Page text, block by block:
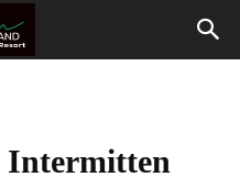
Intermitten